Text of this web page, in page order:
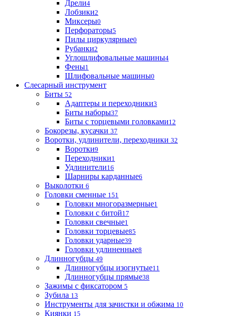
Дрели4
Лобзики2
Миксеры0
Перфораторы5
Пилы циркулярные0
Рубанки2
Углошлифовальные машины4
Фены1
Шлифовальные машины0
Слесарный инструмент
Биты 52
Адаптеры и переходники3
Биты наборы37
Биты с торцевыми головками12
Бокорезы, кусачки 37
Воротки, удлинители, переходники 32
Воротки9
Переходники1
Удлинители16
Шарниры карданные6
Выколотки 6
Головки сменные 151
Головки многоразмерные1
Головки с битой17
Головки свечные1
Головки торцевые85
Головки ударные39
Головки удлиненные8
Длинногубцы 49
Длинногубцы изогнутые11
Длинногубцы прямые38
Зажимы с фиксатором 5
Зубила 13
Инструменты для зачистки и обжима 10
Киянки 15